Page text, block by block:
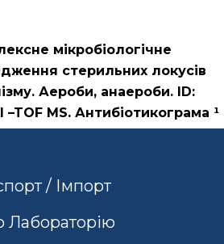
мікробіологічне
стерильних локусів
Аероби, анаероби. ID:
–TOF MS. Антибіотикограма ¹
/ Імпорт
Лабораторію